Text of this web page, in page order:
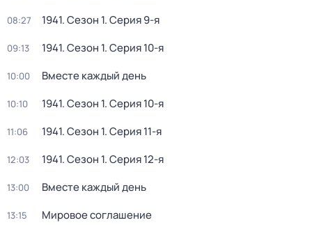
08:27 1941. Сезон 1. Серия 9-я
09:13 1941. Сезон 1. Серия 10-я
10:00 Вместе каждый день
10:10 1941. Сезон 1. Серия 10-я
11:06 1941. Сезон 1. Серия 11-я
12:03 1941. Сезон 1. Серия 12-я
13:00 Вместе каждый день
13:15 Мировое соглашение